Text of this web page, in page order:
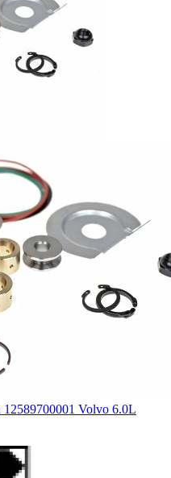
Volvo 6.0L